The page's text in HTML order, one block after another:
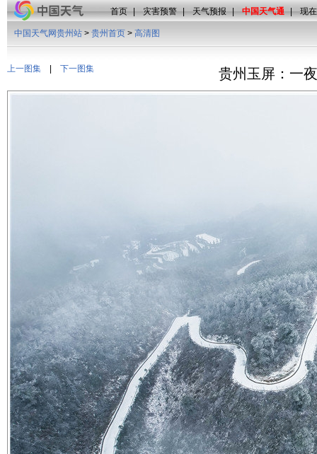
首页 | 灾害预警 | 天气预报 | 中国天气通 | 现
上一图集 下一图集
中国天气网贵州站 > 贵州首页 > 高清图
贵州玉屏：一